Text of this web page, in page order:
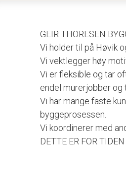
GEIR THORESEN
Vi holder til på Høvik
Vi vektlegger høy
Vi er fleksible og tar
endel murerjobber og
Vi har mange faste
byggeprosessen.
Vi koordinerer med
DETTE ER FOR